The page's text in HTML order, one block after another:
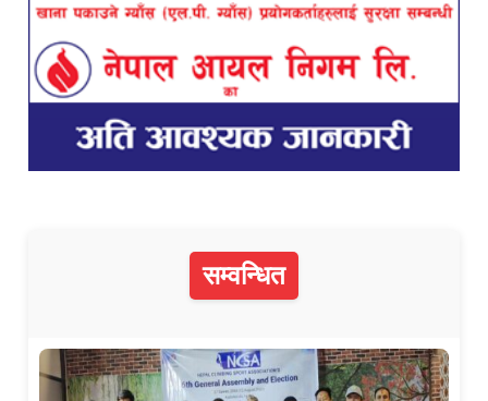
सम्वन्धित